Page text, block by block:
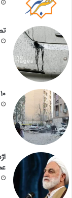
۱۰ تصویر از خسارت حمله هوایی به خیابان‌های تهران